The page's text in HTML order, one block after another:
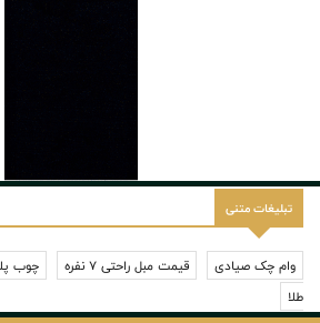
تبلیغات متنی
وام چک صیادی قیمت مبل راحتی 7 نفره چوب
طلا